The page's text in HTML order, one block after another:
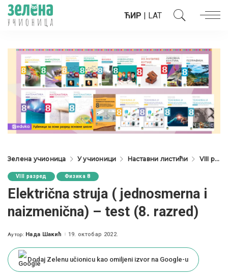
ЋИР | LAT
Зелена учионица У учионици Наставни листићи VIII разред
VIII разред Физика 8
Električna struja ( jednosmerna i
naizmenična) – test (8. razred)
Posted
Аутор: Нада Шакић 19. октобар 2022.
Dodaj Zelenu učionicu kao omiljeni izvor na Google-u